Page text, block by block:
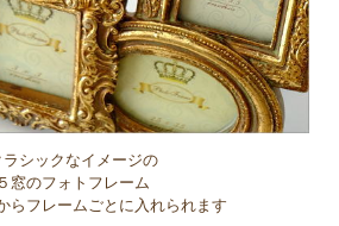
ラシックなイメージの
５窓のフォトフレーム
らフレームごとに入れられます